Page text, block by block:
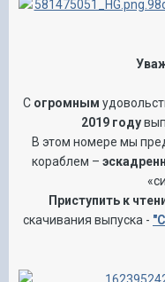
С огромным
2019 году
В этом номере мы
кораблем –
Приступить к
скачивания выпуска -